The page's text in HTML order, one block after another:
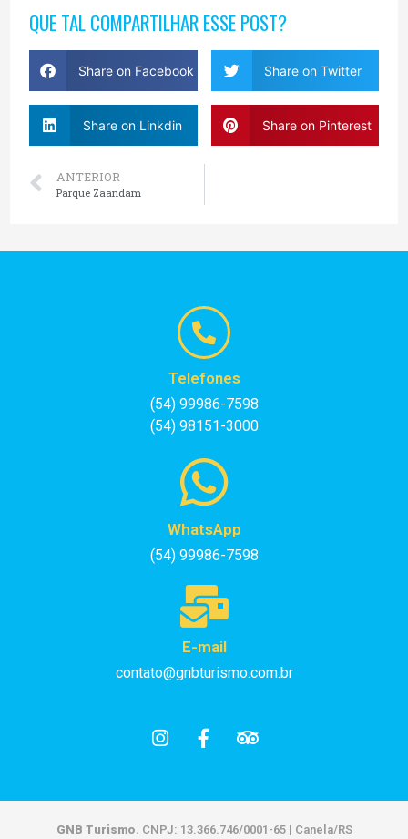
QUE TAL COMPARTILHAR ESSE POST?
Share on Facebook Share on Twitter
Share on Linkdin Share on Pinterest
ANTERIOR
Parque Zaandam
Telefones
(54) 99986-7598
(54) 98151-3000
WhatsApp
(54) 99986-7598
E-mail
contato@gnbturismo.com.br
GNB Turismo. CNPJ: 13.366.746/0001-65 | Canela/RS